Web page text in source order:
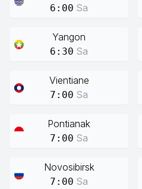
6:00 Sa
Yangon
6:30 Sa
Vientiane
7:00 Sa
Pontianak
7:00 Sa
Novosibirsk
7:00 Sa